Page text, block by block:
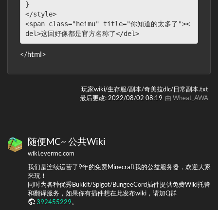
}
</style>
<span class="heimu" title="你知道的太多了"><
del>这回好像都是官方名称了</del>
</html>
玩家wiki/生存服/副本/奇美拉dlc/日常副本.txt
最后更改:2022/08/02 08:19 由 Wheat_AWA
随便MC~ 公共Wiki
wiki.evermc.com
我们是连续运营了9年的免费Minecraft我的公益服务器，欢迎大家
来玩！
同时为各种优秀Bukkit/Spigot/BungeeCord插件提供免费Wiki托管
和翻译服务，如果你有插件想在此发布wiki，请加Q群
392455229。